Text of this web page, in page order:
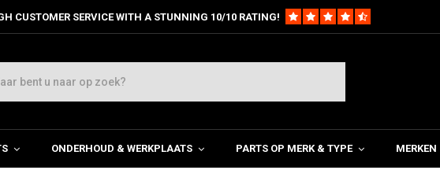
CUSTOMER SERVICE WITH A STUNNING 10/10 RATING!
ONDERHOUD & WERKPLAATS PARTS OP MERK & TYPE MERKEN